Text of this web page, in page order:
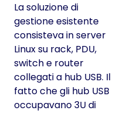
La soluzione di
gestione esistente
consisteva in server
Linux su rack, PDU,
switch e router
collegati a hub USB. Il
fatto che gli hub USB
occupavano 3U di